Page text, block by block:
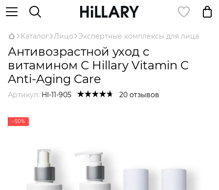
Каталог Лицо Экспертные комплексы для лица
Антивозрастной уход с
витамином С Hillary Vitamin C
Anti-Aging Care
Артикул: HI-11-905 20 отзывов
−50%